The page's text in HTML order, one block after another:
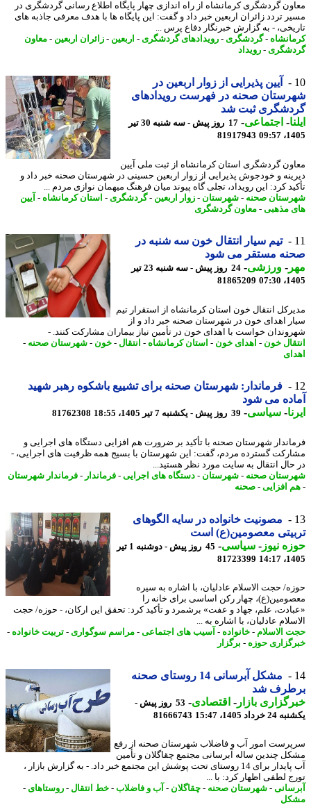
گردشگری کرمانشاه از راه اندازی چهار پایگاه اطلاع رسانی گردشگری در
تردد زائران اربعین خبر داد و گفت: این پایگاه ها با هدف معرفی جاذبه های
- به گزارش خبرنگار دفاع پرس ...
-گردشگری- رویدادهای گردشگری- اربعین -زائران اربعین -معاون
- رویداد
آیین پذیرایی از زوار اربعین در
صحنه در فهرست رویدادهای
ثبت شد
-اجتماعی-
17 روز پیش - سه شنبه 30 تیر
81917943
گردشگری استان کرمانشاه از ثبت ملی آیین
و خودجوش پذیرایی از زوار اربعین حسینی در شهرستان صحنه خبر داد و
کرد: این رویداد، تجلی گاه پیوند میان فرهنگ میهمان نوازی مردم ...
صحنه-شهرستان-زوار اربعین -گردشگری- استان کرمانشاه-آیین
مذهبی-معاون گردشگری
تیم سیار انتقال خون سه شنبه در
مستقر می شود
-ورزشی-
24 روز پیش - سه شنبه 23 تیر
81865209
انتقال خون استان کرمانشاه از استقرار تیم
اهدای خون در شهرستان صحنه خبر داد و از
خواست با اهدای خون در تأمین نیاز بیماران مشارکت کنند. -
خون-اهدای خون-استان کرمانشاه-انتقال-خون-شهرستان صحنه-
فرماندار: شهرستان صحنه برای تشییع باشکوه رهبر شهید
می شود
-سیاسی-39 روز پیش - یکشنبه 7 تیر 1405، 18:55 81762308
شهرستان صحنه با تأکید بر ضرورت هم افزایی دستگاه های اجرایی و
گسترده مردم، گفت: این شهرستان با بسیج همه ظرفیت های اجرایی، -
اﻧﺘﻘﺎل ﺑﻪ ﺳﺎﯾﺖ ﻣﻮرد ﻧﻈﺮ ﻫﺴﺘﯿﺪ...
صحنه-شهرستان-دستگاه های اجرایی- فرماندار-فرماندار شهرستان
افزایی- صحنه
مصونیت خانواده در سایه الگوهای
معصومین(ع) است
نیوز-سیاسی-
45 روز پیش - دوشنبه 1 تیر
81723399
حجت الاسلام عادلیان، با اشاره به سیره
چهار رکن اساسی برای خانه را
علم، جهاد و عفت» برشمرد و تأکید کرد: تحقق این ارکان، - حوزه/ حجت
عادلیان، با اشاره به ...
الاسلام-خانواده- آسیب های اجتماعی-مراسم سوگواری- تربیت خانواده-
حوزه-برگزار
مشکل آبرسانی 14 روستای صحنه
شد
بازار- اقتصادی-
53 روز پیش -
1405، 15:47
81666743
امور آب و فاضلاب شهرستان صحنه از رفع
چندین ساله آبرسانی مجتمع چقاگلان و تأمین
آب پایدار برای 14 روستای تحت پوشش این مجتمع خبر داد. - به گزارش بازار ،
لطفی اظهار کرد: با ...
-شهرستان صحنه-چقاگلان-آب و فاضلاب-خط انتقال-روستاهای-